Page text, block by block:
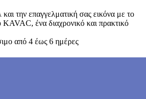
και την επαγγελματική σας εικόνα με το
ένα διαχρονικό και πρακτικό
από 4 έως 6 ημέρες